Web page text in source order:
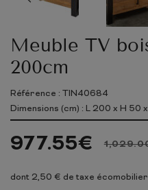
Meuble TV
200cm
Référence : TIN40684
Dimensions (cm) : L 200 x H 50
977.55€
dont 2,50 € de taxe écomobilier